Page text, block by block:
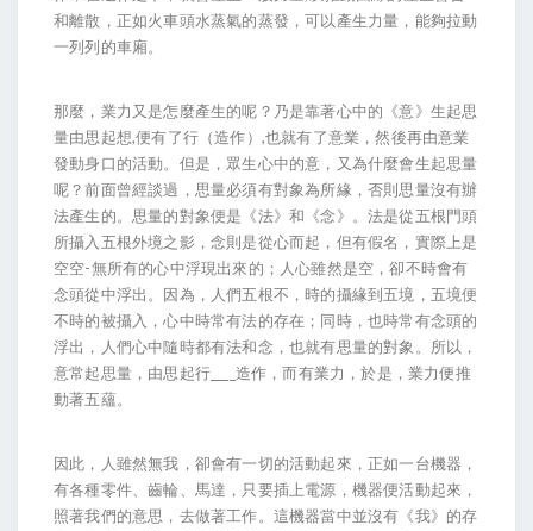
和離散，正如火車頭水蒸氣的蒸發，可以產生力量，能夠拉動
一列列的車廂。
那麼，業力又是怎麼產生的呢？乃是靠著心中的《意》生起思
量由思起想,便有了行（造作）,也就有了意業，然後再由意業
發動身口的活動。但是，眾生心中的意，又為什麼會生起思量
呢？前面曾經談過，思量必須有對象為所緣，否則思量沒有辦
法產生的。思量的對象便是《法》和《念》。法是從五根門頭
所攝入五根外境之影，念則是從心而起，但有假名，實際上是
空空-無所有的心中浮現出來的；人心雖然是空，卻不時會有
念頭從中浮出。因為，人們五根不，時的攝緣到五境，五境便
不時的被攝入，心中時常有法的存在；同時，也時常有念頭的
浮出，人們心中隨時都有法和念，也就有思量的對象。所以，
意常起思量，由思起行____造作，而有業力，於是，業力便推
動著五蘊。
因此，人雖然無我，卻會有一切的活動起來，正如一台機器，
有各種零件、齒輪、馬達，只要插上電源，機器便活動起來，
照著我們的意思，去做著工作。這機器當中並沒有《我》的存